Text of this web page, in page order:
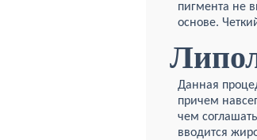
пигмента не
основе.
Данная
причем
чем
вводится